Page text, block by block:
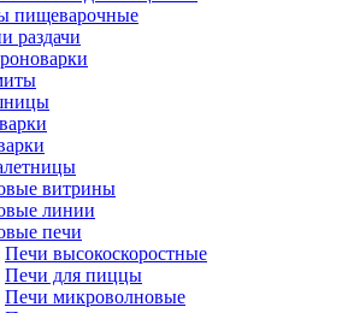
пищеварочные
раздачи
витрины
линии
печи
Печи высокоскоростные
Печи для пиццы
Печи микроволновые